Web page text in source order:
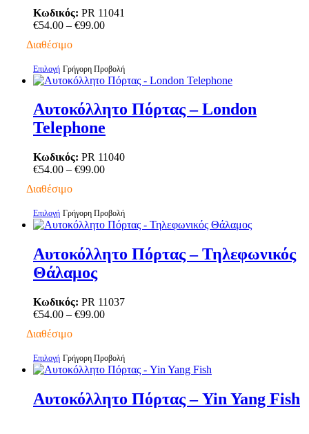
επιλογές
μπορούν
επιλεγούν
σελίδα
του
Κωδικός: PR 11041
€54.00 – €99.00Price
€99.00
Διαθέσιμο
Επιλογή Αυτό
το
έχει
πολλαπλές
παραλλαγές.
επιλογές
μπορούν
επιλεγούν
σελίδα
του
Γρήγορη Προβολή
Αυτοκόλλητο Πόρτας – London
Telephone
Κωδικός: PR 11040
€54.00 – €99.00Price
€99.00
Διαθέσιμο
Επιλογή Αυτό
το
πολλαπλές
παραλλαγές.
επιλογές
μπορούν
επιλεγούν
σελίδα
του
Γρήγορη Προβολή
Αυτοκόλλητο Πόρτας – Τηλεφωνικός
Θάλαμος
Κωδικός: PR 11037
€54.00 – €99.00Price
€99.00
Διαθέσιμο
Επιλογή Αυτό
το
πολλαπλές
Γρήγορη Προβολή
Αυτοκόλλητο Πόρτας – Yin Yang Fish